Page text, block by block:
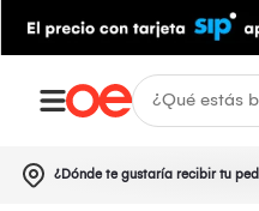
¿Dónde te gustaría recibir tu